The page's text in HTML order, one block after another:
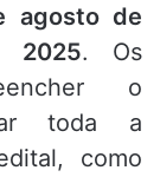
agosto de
2025. Os
o
toda a
como